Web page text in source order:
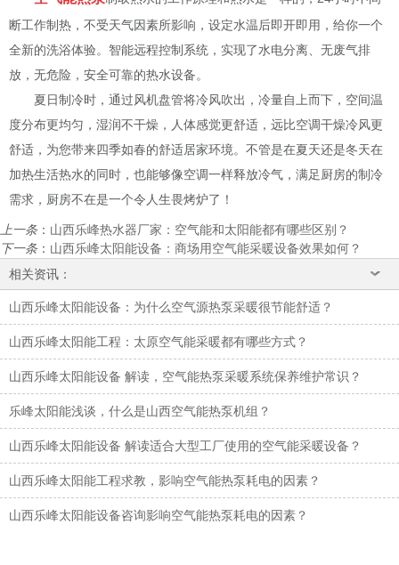
断工作制热，不受天气因素所影响，设定水温后即开即用，给你一个
全新的洗浴体验。智能远程控制系统，实现了水电分离、无废气排
放，无危险，安全可靠的热水设备。
夏日制冷时，通过风机盘管将冷风吹出，冷量自上而下，空间温
度分布更均匀，湿润不干燥，人体感觉更舒适，远比空调干燥冷风更
舒适，为您带来四季如春的舒适居家环境。不管是在夏天还是冬天在
加热生活热水的同时，也能够像空调一样释放冷气，满足厨房的制冷
需求，厨房不在是一个令人生畏烤炉了！
上一条： 山西乐峰热水器厂家：空气能和太阳能都有哪些区别？
下一条： 山西乐峰太阳能设备：商场用空气能采暖设备效果如何？
相关资讯：
山西乐峰太阳能设备：为什么空气源热泵采暖很节能舒适？
山西乐峰太阳能工程：太原空气能采暖都有哪些方式？
山西乐峰太阳能设备 解读，空气能热泵采暖系统保养维护常识？
乐峰太阳能浅谈，什么是山西空气能热泵机组？
山西乐峰太阳能设备 解读适合大型工厂使用的空气能采暖设备？
山西乐峰太阳能工程求教，影响空气能热泵耗电的因素？
山西乐峰太阳能设备咨询影响空气能热泵耗电的因素？